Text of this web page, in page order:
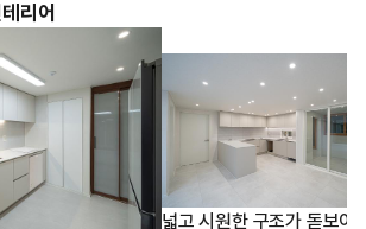
리어
넓고 시원한 구조가 돋보이